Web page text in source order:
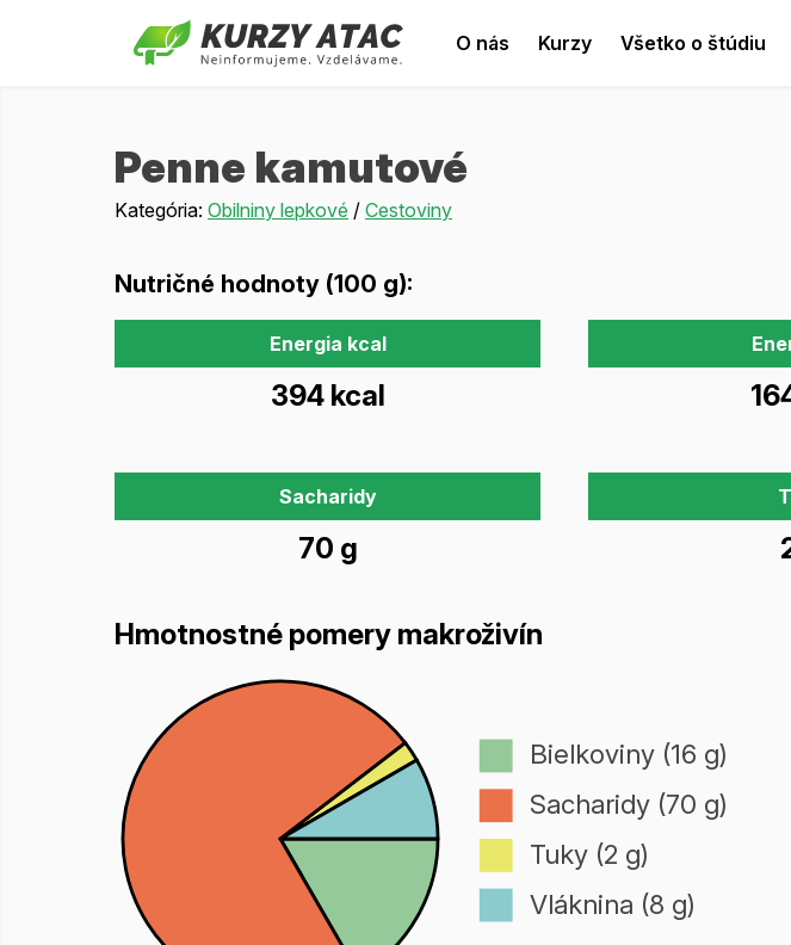
O nás Kurzy Všetko o štúdiu
Penne kamutové
Kategória: Obilniny lepkové / Cestoviny
Nutričné hodnoty (100 g):
Energia kcal
394 kcal
Sacharidy
70 g
Hmotnostné pomery makroživín
Bielkoviny (16 g)
Sacharidy (70 g)
Tuky (2 g)
Vláknina (8 g)